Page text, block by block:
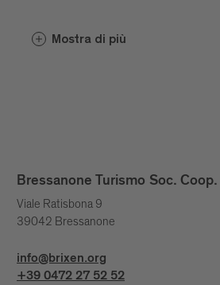
Mostra di più
Bressanone Turismo Soc. Coop.
Viale Ratisbona 9
39042 Bressanone
info@brixen.org
+39 0472 27 52 52